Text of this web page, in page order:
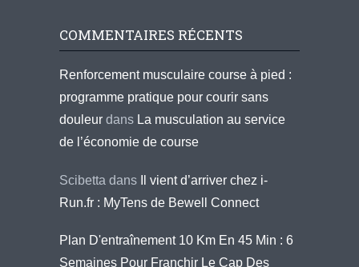
COMMENTAIRES RÉCENTS
Renforcement musculaire course à pied :
programme pratique pour courir sans
douleur dans La musculation au service
de l’économie de course
Scibetta dans
Il vient d’arriver chez i-
Run.fr : MyTens de Bewell Connect
Plan D'entraînement 10 Km En 45 Min : 6
Semaines Pour Franchir Le Cap Des